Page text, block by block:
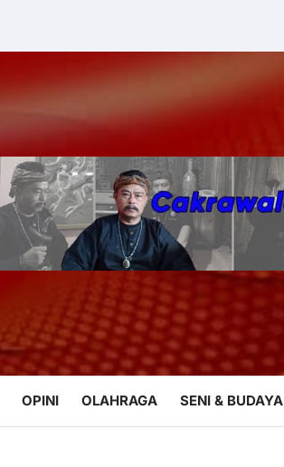
OPINI OLAHRAGA SENI & BUDAYA